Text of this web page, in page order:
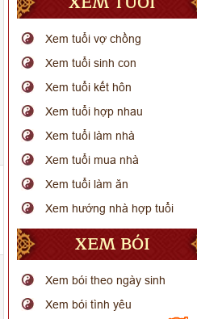
Xem tuổi vợ chồng
Xem tuổi sinh con
Xem tuổi kết hôn
Xem tuổi hợp nhau
Xem tuổi làm nhà
Xem tuổi mua nhà
Xem tuổi làm ăn
Xem hướng nhà hợp tuổi
XEM BÓI
Xem bói theo ngày sinh
Xem bói tình yêu